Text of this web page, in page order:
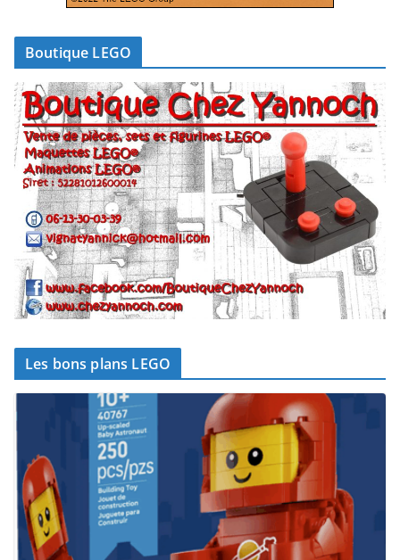
Boutique LEGO
Les bons plans LEGO